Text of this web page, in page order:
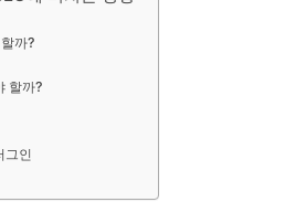
까?
할까?
그인